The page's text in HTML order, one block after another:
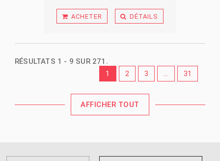
ACHETER DÉTAILS
RÉSULTATS 1 - 9 SUR 271.
1
2 3 ... 31
AFFICHER TOUT